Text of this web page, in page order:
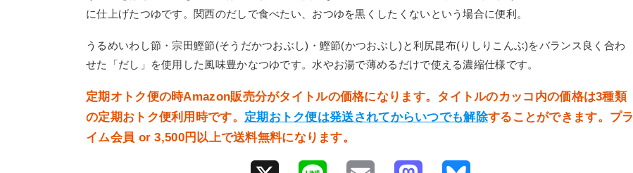
に仕上げたつゆです。関西のだしで食べたい、おつゆを黒くしたくないという場合に便利。
うるめいわし節・宗田鰹節(そうだかつおぶし)・鰹節(かつおぶし)と利尻昆布(りしりこんぶ)をバランス良く合わ
せた「だし」を使用した風味豊かなつゆです。水やお湯で薄めるだけで使える濃縮仕様です。
定期オトク便の時Amazon販売分がタイトルの価格になります。タイトルのカッコ内の価格は3種類
の定期おトク便利用時です。 定期おトク便は発送されてからいつでも解除することができます。プラ
イム会員 or 3,500円以上で送料無料になります。